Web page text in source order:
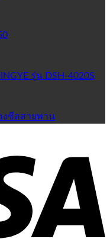
รุ่น DSH-4020S
งซีลสายพาน